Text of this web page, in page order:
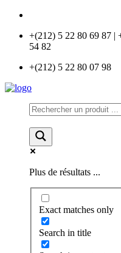
+(212) 5 22 80 69 87 |
54 82
+(212) 5 22 80 07 98
Plus de résultats ...
Exact matches only
Search in title